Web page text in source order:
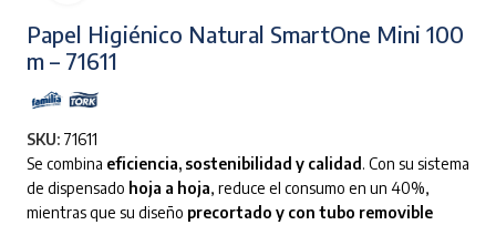
Papel Higiénico Natural SmartOne Mini 100
m – 71611
SKU: 71611
Se combina eficiencia, sostenibilidad y calidad . Con su sistema
de dispensado hoja a hoja, reduce el consumo en un 40%,
mientras que su diseño precortado y con tubo removible